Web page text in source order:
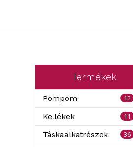
Termékek
Pompom 12
Kellékek 11
Táskaalkatrészek 36